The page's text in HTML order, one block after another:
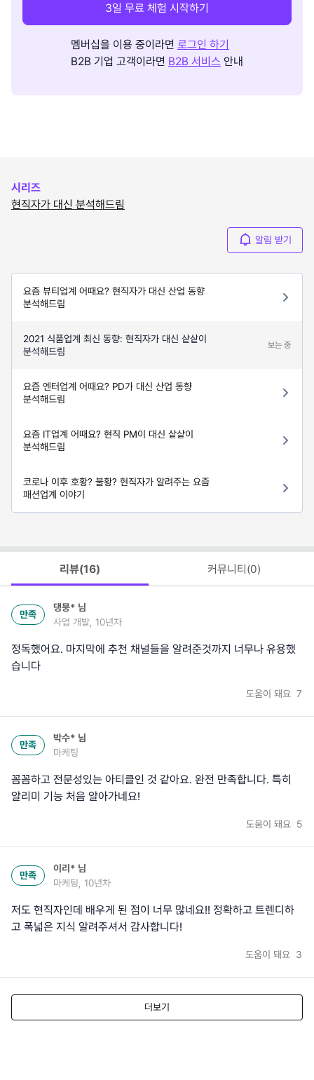
3일 무료 체험 시작하기
멤버십을 이용 중이라면 로그인 하기
B2B 기업 고객이라면 B2B 서비스 안내
시리즈
현직자가 대신 분석해드림
알림 받기
요즘 뷰티업계 어때요? 현직자가 대신 산업 동향
분석해드림
2021 식품업계 최신 동향: 현직자가 대신 샅샅이
분석해드림
보는 중
요즘 엔터업계 어때요? PD가 대신 산업 동향
분석해드림
요즘 IT업계 어때요? 현직 PM이 대신 샅샅이
분석해드림
코로나 이후 호황? 불황? 현직자가 알려주는 요즘
패션업계 이야기
리뷰(16) 커뮤니티(0)
만족
댕뭉* 님
사업 개발, 10년차
정독했어요. 마지막에 추천 채널들을 알려준것까지 너무나 유용했
습니다
도움이 돼요 7
만족
박수* 님
마케팅
꼼꼼하고 전문성있는 아티클인 것 같아요. 완전 만족합니다. 특히
알리미 기능 처음 알아가네요!
도움이 돼요 5
만족
이리* 님
마케팅, 10년차
저도 현직자인데 배우게 된 점이 너무 많네요!! 정확하고 트렌디하
고 폭넓은 지식 알려주셔서 감사합니다!
도움이 돼요 3
더보기